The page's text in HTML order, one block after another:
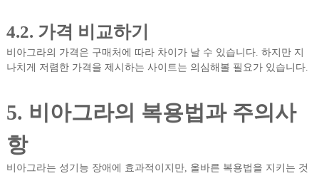
4.2. 가격 비교하기
비아그라의 가격은 구매처에 따라 차이가 날 수 있습니다. 하지만 지
나치게 저렴한 가격을 제시하는 사이트는 의심해볼 필요가 있습니다.
5. 비아그라의 복용법과 주의사
항
비아그라는 성기능 장애에 효과적이지만, 올바른 복용법을 지키는 것